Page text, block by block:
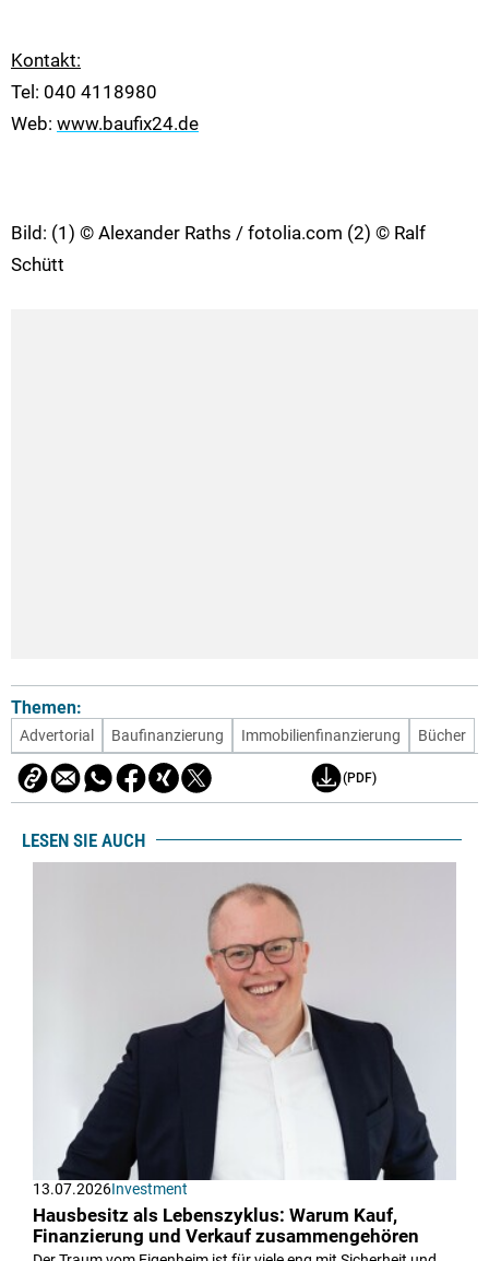
Kontakt:
Tel: 040 4118980
Web: www.baufix24.de
Bild: (1) © Alexander Raths / fotolia.com (2) © Ralf
Schütt
Themen:
Advertorial Baufinanzierung Immobilienfinanzierung Bücher
(PDF)
LESEN SIE AUCH
13.07.2026Investment
Hausbesitz als Lebenszyklus: Warum Kauf,
Finanzierung und Verkauf zusammengehören